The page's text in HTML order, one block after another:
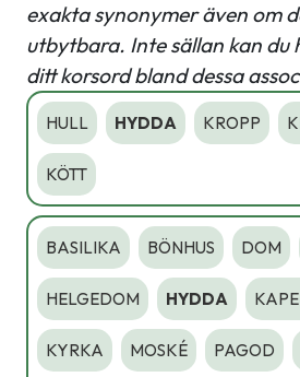
exakta synonymer även om
utbytbara. Inte sällan kan du
ditt korsord bland dessa
HULL HYDDA KROPP
KÖTT
BASILIKA BÖNHUS DOM
HELGEDOM HYDDA
KYRKA MOSKÉ PAGOD